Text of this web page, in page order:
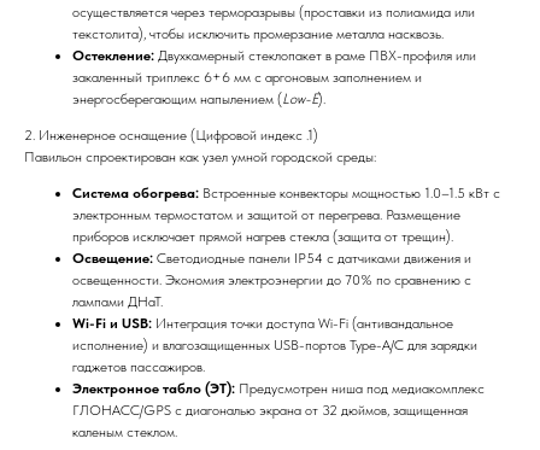
осуществляется через терморазрывы (проставки из полиамида или
текстолита), чтобы исключить промерзание металла насквозь.
Остекление: Двухкамерный стеклопакет в раме ПВХ-профиля или
закаленный триплекс 6+6 мм с аргоновым заполнением и
энергосберегающим напылением (Low-E).
2. Инженерное оснащение (Цифровой индекс .1)
Павильон спроектирован как узел умной городской среды:
Система обогрева: Встроенные конвекторы мощностью 1.0–1.5 кВт с
электронным термостатом и защитой от перегрева. Размещение
приборов исключает прямой нагрев стекла (защита от трещин).
Освещение: Светодиодные панели IP54 с датчиками движения и
освещенности. Экономия электроэнергии до 70% по сравнению с
лампами ДНаТ.
Wi-Fi и USB: Интеграция точки доступа Wi-Fi (антивандальное
исполнение) и влагозащищенных USB-портов Type-A/C для зарядки
гаджетов пассажиров.
Электронное табло (ЭТ): Предусмотрен ниша под медиакомплекс
ГЛОНАСС/GPS с диагональю экрана от 32 дюймов, защищенная
каленым стеклом.